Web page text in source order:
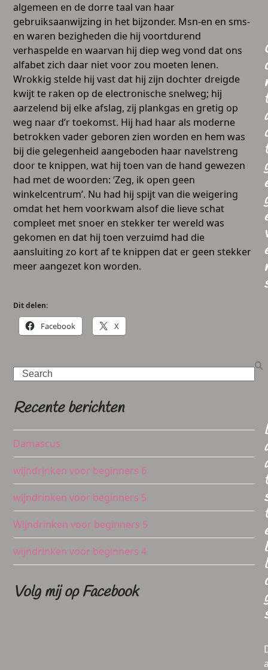
algemeen en de dorre taal van haar
gebruiksaanwijzing in het bijzonder. Msn-en en sms-
en waren bezigheden die hij voortdurend
verhaspelde en waarvan hij diep weg vond dat ons
alfabet zich daar niet voor zou moeten lenen.
Wrokkig stelde hij vast dat hij zijn dochter dreigde
kwijt te raken op de electronische snelweg; hij
aarzelend bij elke afslag, zij plankgas en gretig op
weg naar d’r toekomst. Hij had haar als moderne
betrokken vader geboren zien worden en hem was
bij die gelegenheid aangeboden haar navelstreng
door te knippen, wat hij toen van de hand gewezen
had met de woorden: ‘Zeg, ik open geen
winkelcentrum’. Nu had hij spijt van die weigering
omdat het hem voorkwam alsof die lieve schat
compleet met snoer en stekker ter wereld was
gekomen en dat hij toen verzuimd had die
aansluiting zo kort af te knippen dat er geen stekker
meer aangezet kon worden.
Dit delen:
Facebook X
Search
Recente berichten
Damascus
wijndrinken voor beginners 6
wijndrinken voor beginners 5
Wijndrinken voor beginners 5
wijndrinken voor beginners 4
Volg mij op Facebook
t
t
t
t
l